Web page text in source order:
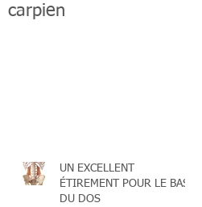
carpien
UN EXCELLENT
ÉTIREMENT POUR LE BAS
DU DOS